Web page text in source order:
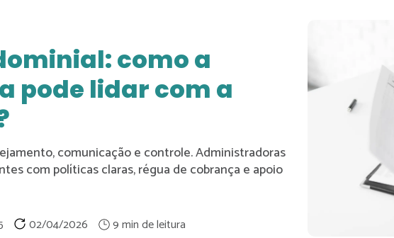
como a
pode lidar com a
comunicação e controle. Administradoras
com políticas claras, régua de cobrança e apoio
02/04/2026